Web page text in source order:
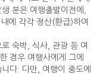
분은 여행출발이전에,
에 각각 정산(환급)하여
숙박, 식사, 관광 등 여
경우 여행사에게 그에
다. 다만, 여행이 중도에